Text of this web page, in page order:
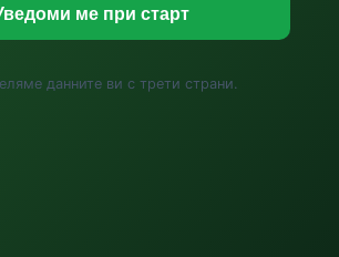
ме при старт
данните ви с трети страни.